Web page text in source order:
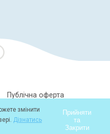
Публічна оферта
змінити
Дізнатись
Прийняти
та
Закрити